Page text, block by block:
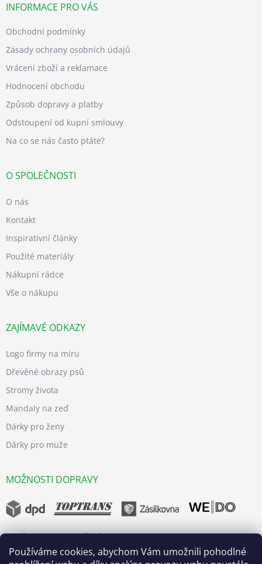
Používáme cookies, abychom Vám umožnili pohodlné
INFORMACE PRO VÁS
Obchodní podmínky
Zásady ochrany osobních údajů
Vrácení zboží a reklamace
Hodnocení obchodu
Způsob dopravy a platby
Odstoupení od kupní smlouvy
Na co se nás často ptáte?
O SPOLEČNOSTI
O nás
Kontakt
Inspirativní články
Použité materiály
Nákupní rádce
Vše o nákupu
ZAJÍMAVÉ ODKAZY
Logo firmy na míru
Dřevěné obrazy psů
Stromy života
Mandaly na zeď
Dárky pro ženy
Dárky pro muže
MOŽNOSTI DOPRAVY